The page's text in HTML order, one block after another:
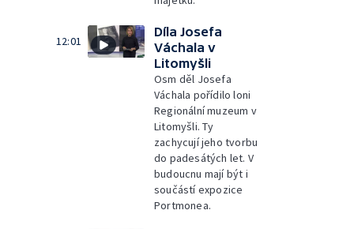
12:01
Díla Josefa
Váchala v
Litomyšli
Osm děl Josefa
Váchala pořídilo loni
Regionální muzeum v
Litomyšli. Ty
zachycují jeho tvorbu
do padesátých let. V
budoucnu mají být i
součástí expozice
Portmonea.